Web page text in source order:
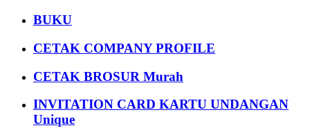
BUKU
CETAK COMPANY PROFILE
CETAK BROSUR Murah
INVITATION CARD KARTU UNDANGAN
Unique